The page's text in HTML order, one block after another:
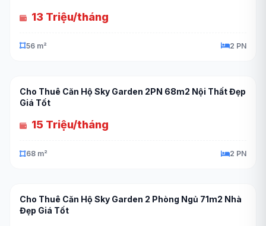
13 Triệu/tháng
56 m² 2 PN
Cho Thuê Căn Hộ Sky Garden 2PN 68m2 Nội Thất Đẹp
Giá Tốt
15 Triệu/tháng
68 m² 2 PN
Cho Thuê Căn Hộ Sky Garden 2 Phòng Ngủ 71m2 Nhà
Đẹp Giá Tốt